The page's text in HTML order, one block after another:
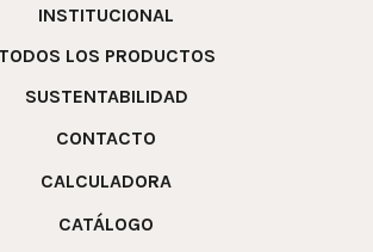
INSTITUCIONAL
TODOS LOS PRODUCTOS
SUSTENTABILIDAD
CONTACTO
CALCULADORA
CATÁLOGO